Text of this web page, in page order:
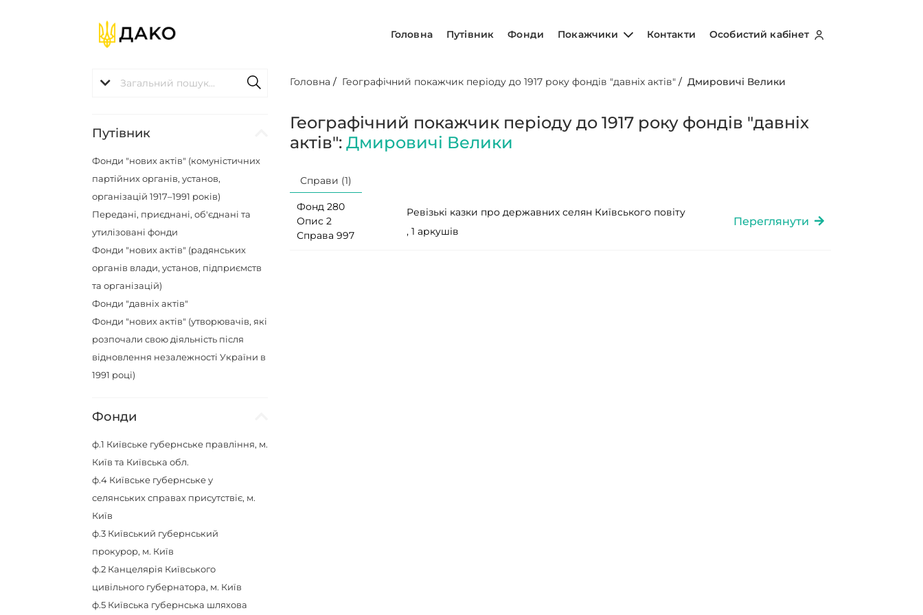
Головна Путівник Фонди Покажчики Контакти Особистий кабінет
Путівник
Фонди "нових актів" (комуністичних
партійних органів, установ,
організацій 1917–1991 років)
Передані, приєднані, об'єднані та
утилізовані фонди
Фонди "нових актів" (радянських
органів влади, установ, підприємств
та організацій)
Фонди "давніх актів"
Фонди "нових актів" (утворювачів, які
розпочали свою діяльність після
відновлення незалежності України в
1991 році)
Фонди
ф.1 Київське губернське правління, м.
Київ та Київська обл.
ф.4 Київське губернське у
селянських справах присутствіє, м.
Київ
ф.3 Київський губернський
прокурор, м. Київ
ф.2 Канцелярія Київського
цивільного губернатора, м. Київ
ф.5 Київська губернська шляхова
Головна / Географічний покажчик періоду до 1917 року фондів "давніх актів" /Дмировичі Велики
Географічний покажчик періоду до 1917 року фондів "давніх
актів":Дмировичі Велики
Справи (1)
Фонд 280
Опис 2
Справа 997
Ревізькі казки про державних селян Київського повіту
, 1 аркушів
Переглянути